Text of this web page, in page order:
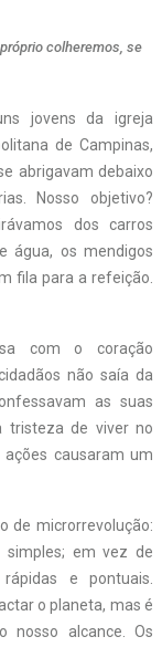
colheremos, se
jovens da igreja
de Campinas,
abrigavam debaixo
Nosso objetivo?
dos carros
água, os mendigos
fila para a refeição.
com o coração
não saía da
as suas
tristeza de viver no
causaram um
de microrrevolução:
simples; em vez de
e pontuais.
o planeta, mas é
nosso alcance. Os